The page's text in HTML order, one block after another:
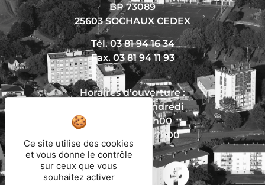
BP 73089
25603 SOCHAUX CEDEX
Tél. 03 81 94 16 34
Fax. 03 81 94 11 93
Horaires d’ouverture :
Du lundi au vendredi
De 8h30 à 12h00
Et de 13h30 à 17h00
Nous écrire
Ce site utilise des cookies
et vous donne le contrôle
sur ceux que vous
souhaitez activer